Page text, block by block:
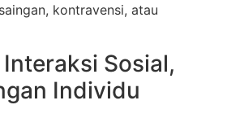
kontravensi, atau
Sosial,
Individu